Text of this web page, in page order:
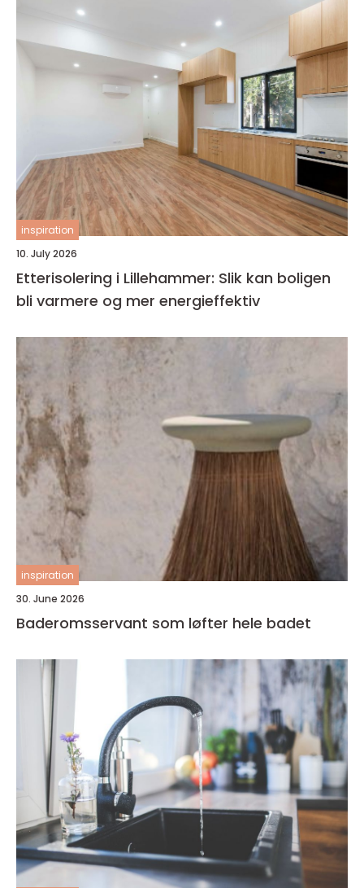
inspiration
10. July 2026
Etterisolering i Lillehammer: Slik kan boligen
bli varmere og mer energieffektiv
inspiration
30. June 2026
Baderomsservant som løfter hele badet